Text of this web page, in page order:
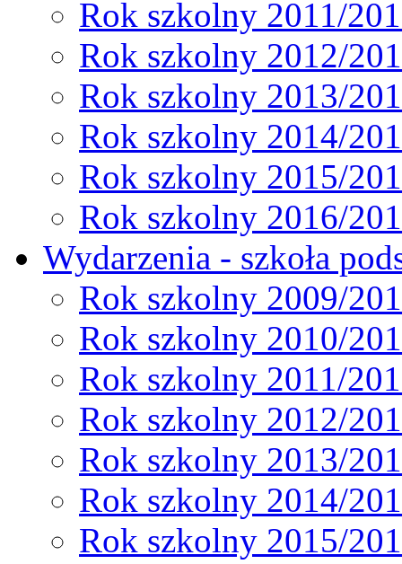
Rok szkolny 2011/
Rok szkolny 2012/
Rok szkolny 2013/
Rok szkolny 2014/
Rok szkolny 2015/
Rok szkolny 2016/
Wydarzenia - szkoła
Rok szkolny 2009/
Rok szkolny 2010/
Rok szkolny 2011/
Rok szkolny 2012/
Rok szkolny 2013/
Rok szkolny 2014/
Rok szkolny 2015/